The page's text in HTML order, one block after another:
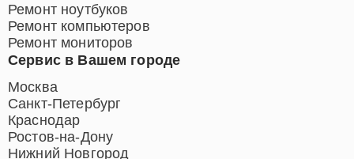
Сервис в Вашем городе
Москва
Санкт-Петербург
Краснодар
Ростов-на-Дону
Нижний Новгород
Ремонт ноутбуков
Ремонт компьютеров
Ремонт мониторов